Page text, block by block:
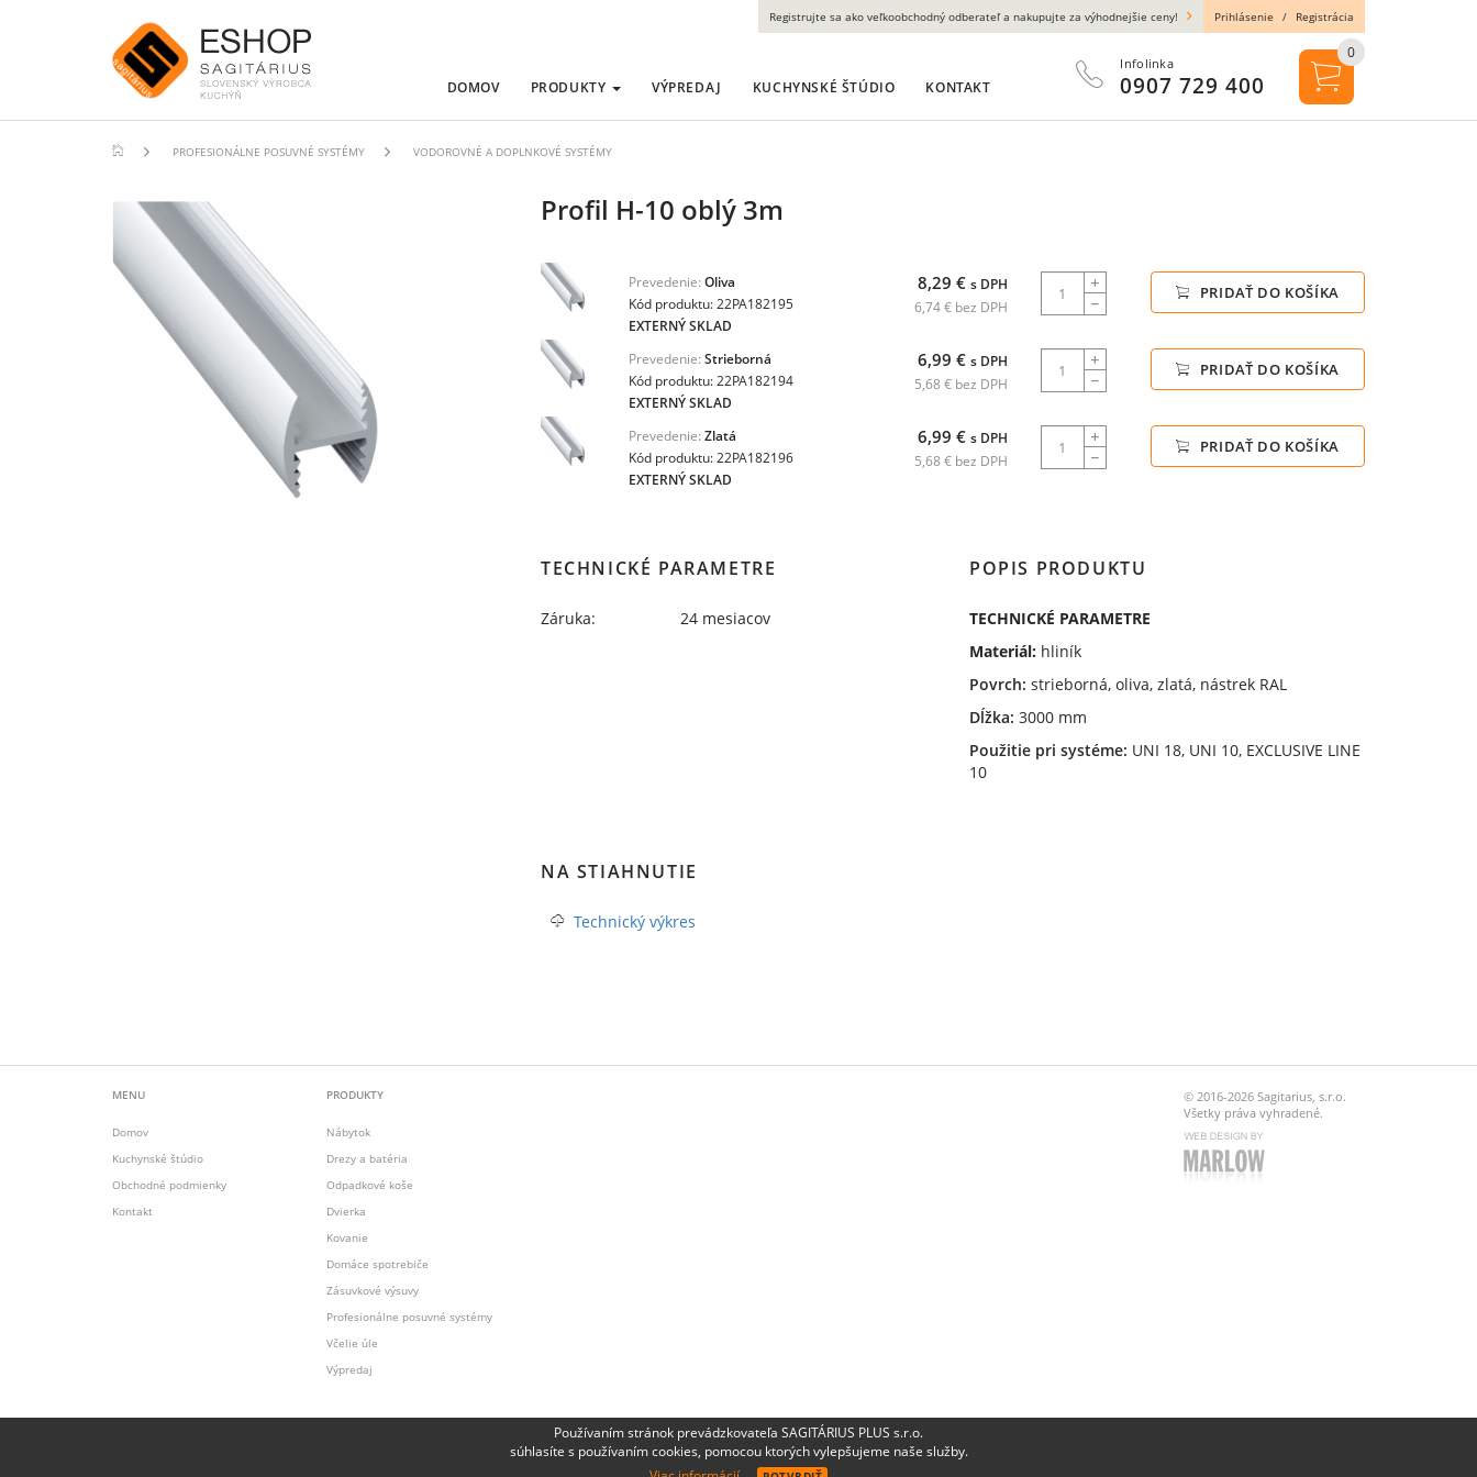
PROFESIONÁLNE POSUVNÉ SYSTÉMY VODOROVNÉ A DOPLNKOVÉ SYSTÉMY
Profil H-10 oblý 3m
Prevedenie: Oliva
Kód produktu: 22PA182195
EXTERNÝ SKLAD
8,29 € s DPH
6,74 € bez DPH
PRIDAŤ DO KOŠÍKA
Prevedenie: Strieborná
Kód produktu: 22PA182194
EXTERNÝ SKLAD
6,99 € s DPH
5,68 € bez DPH
PRIDAŤ DO KOŠÍKA
Prevedenie: Zlatá
Kód produktu: 22PA182196
EXTERNÝ SKLAD
6,99 € s DPH
5,68 € bez DPH
PRIDAŤ DO KOŠÍKA
TECHNICKÉ PARAMETRE
Záruka: 24 mesiacov
POPIS PRODUKTU
TECHNICKÉ PARAMETRE
Materiál: hliník
Povrch: strieborná, oliva, zlatá, nástrek RAL
Dĺžka: 3000 mm
Použitie pri systéme: UNI 18, UNI 10, EXCLUSIVE LINE
10
NA STIAHNUTIE
Technický výkres
MENU
Domov
Kuchynské štúdio
Obchodné podmienky
Kontakt
PRODUKTY
Nábytok
Drezy a batéria
Odpadkové koše
Dvierka
Kovanie
Domáce spotrebiče
Zásuvkové výsuvy
Profesionálne posuvné systémy
Včelie úle
Výpredaj
© 2016-2026 Sagitarius, s.r.o.
Všetky práva vyhradené.
Registrujte sa ako veľkoobchodný odberateľ a nakupujte za výhodnejšie ceny! Prihlásenie / Registrácia
DOMOV PRODUKTY VÝPREDAJ KUCHYNSKÉ ŠTÚDIO KONTAKT
Infolinka
0907 729 400
0
Používaním stránok prevádzkovateľa SAGITÁRIUS PLUS s.r.o.
súhlasíte s používaním cookies, pomocou ktorých vylepšujeme naše služby.